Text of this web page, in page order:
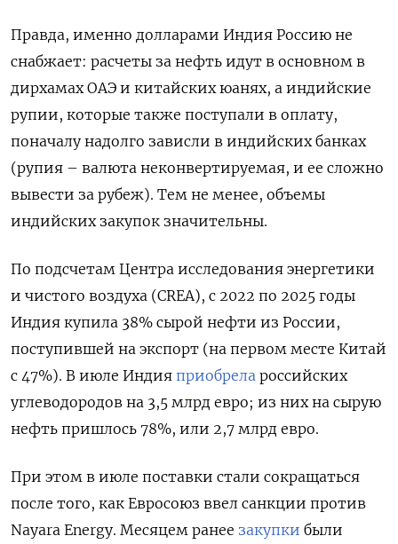
Правда, именно долларами Индия Россию не
снабжает: расчеты за нефть идут в основном в
дирхамах ОАЭ и китайских юанях, а индийские
рупии, которые также поступали в оплату,
поначалу надолго зависли в индийских банках
(рупия – валюта неконвертируемая, и ее сложно
вывести за рубеж). Тем не менее, объемы
индийских закупок значительны.
По подсчетам Центра исследования энергетики
и чистого воздуха (CREA), с 2022 по 2025 годы
Индия купила 38% сырой нефти из России,
поступившей на экспорт (на первом месте Китай
с 47%). В июле Индия приобрела российских
углеводородов на 3,5 млрд евро; из них на сырую
нефть пришлось 78%, или 2,7 млрд евро.
При этом в июле поставки стали сокращаться
после того, как Евросоюз ввел санкции против
Nayara Energy. Месяцем ранее закупки были